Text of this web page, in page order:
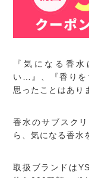
『気になる香
い…』、『香りを
思ったことはあり
香水のサブスク
ら、気になる香水
取扱ブランドは